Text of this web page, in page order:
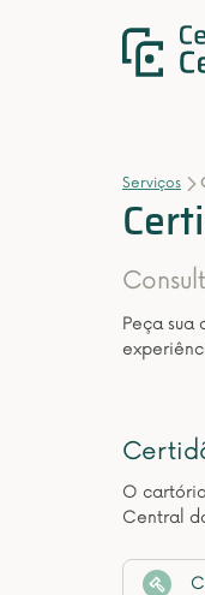
Serviços
Peça sua
O
Central